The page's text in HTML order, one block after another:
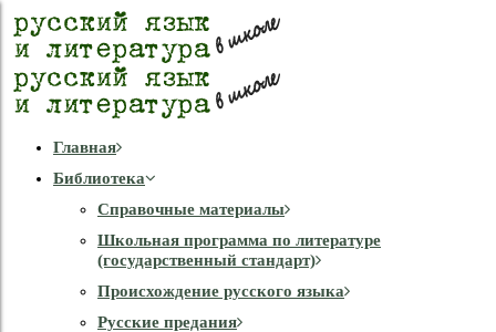
Главная
Библиотека
Справочные материалы
Школьная программа по литературе
(государственный стандарт)
Происхождение русского языка
Русские предания